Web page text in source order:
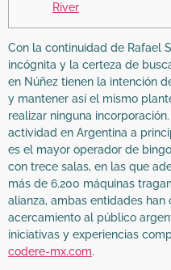
River
Con la continuidad de Rafael
incógnita y la certeza de
en Núñez tienen la intención
y mantener así el mismo
realizar ninguna
actividad en Argentina a
es el mayor operador de
con trece salas, en las que
más de 6.200 máquinas
alianza, ambas entidades han
acercamiento al público
iniciativas y experiencias
codere-mx.com.